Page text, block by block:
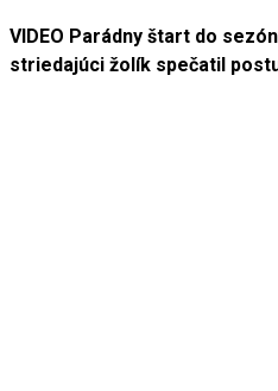
VIDEO Parádny štart do
striedajúci žolík spečatil